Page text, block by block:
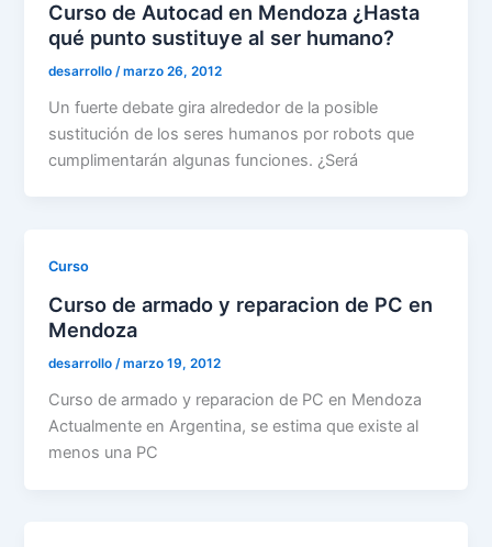
Curso de Autocad en Mendoza ¿Hasta
qué punto sustituye al ser humano?
desarrollo /marzo 26, 2012
Un fuerte debate gira alrededor de la posible
sustitución de los seres humanos por robots que
cumplimentarán algunas funciones. ¿Será
Curso
Curso de armado y reparacion de PC en
Mendoza
desarrollo/marzo 19, 2012
Curso de armado y reparacion de PC en Mendoza
Actualmente en Argentina, se estima que existe al
menos una PC